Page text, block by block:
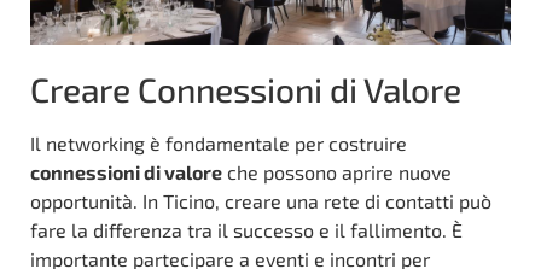
Creare Connessioni di Valore
Il networking è fondamentale per costruire
connessioni di valore che possono aprire nuove
opportunità. In Ticino, creare una rete di contatti può
fare la differenza tra il successo e il fallimento. È
importante partecipare a eventi e incontri per